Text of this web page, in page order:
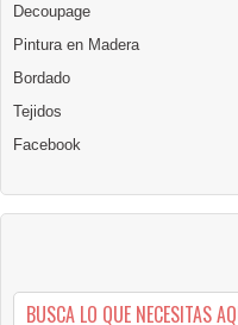
Decoupage
Pintura en Madera
Bordado
Tejidos
Facebook
BUSCA LO QUE NECESITAS